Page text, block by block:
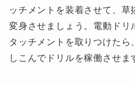
ッチメントを装着させて、草
変身させましょう。電動ドリ
タッチメントを取りつけたら
しこんでドリルを稼働させま